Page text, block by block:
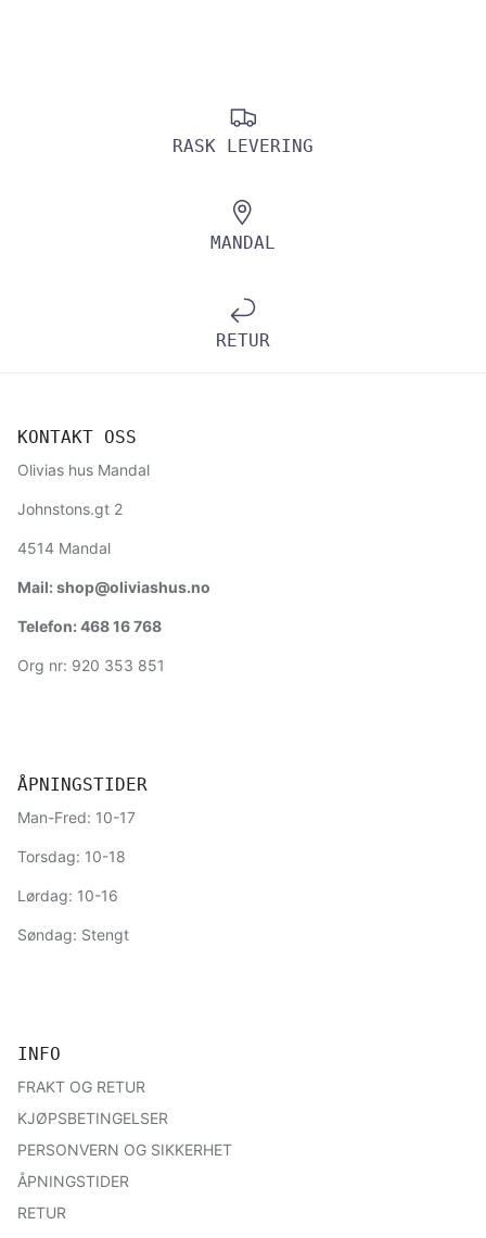
RASK LEVERING
MANDAL
RETUR
KONTAKT OSS
Olivias hus Mandal
Johnstons.gt 2
4514 Mandal
Mail: shop@oliviashus.no
Telefon: 468 16 768
Org nr: 920 353 851
ÅPNINGSTIDER
Man-Fred: 10-17
Torsdag: 10-18
Lørdag: 10-16
Søndag: Stengt
INFO
FRAKT OG RETUR
KJØPSBETINGELSER
PERSONVERN OG SIKKERHET
ÅPNINGSTIDER
RETUR